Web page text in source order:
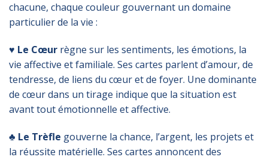
chacune, chaque couleur gouvernant un domaine
particulier de la vie :
♥ Le Cœur règne sur les sentiments, les émotions, la
vie affective et familiale. Ses cartes parlent d’amour, de
tendresse, de liens du cœur et de foyer. Une dominante
de cœur dans un tirage indique que la situation est
avant tout émotionnelle et affective.
♣ Le Trèfle gouverne la chance, l’argent, les projets et
la réussite matérielle. Ses cartes annoncent des